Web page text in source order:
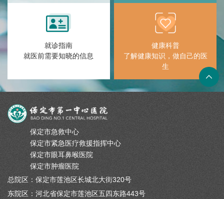
就诊指南
就医前需要知晓的信息
健康科普
了解健康知识，做自己的医
生
保定市急救中心
保定市紧急医疗救援指挥中心
保定市眼耳鼻喉医院
保定市肿瘤医院
总院区：保定市莲池区长城北大街320号
东院区：河北省保定市莲池区五四东路443号